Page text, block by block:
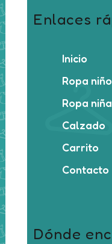
Enlaces
Inicio
Ropa niño
Ropa niña
Calzado
Carrito
Contacto
Dónde